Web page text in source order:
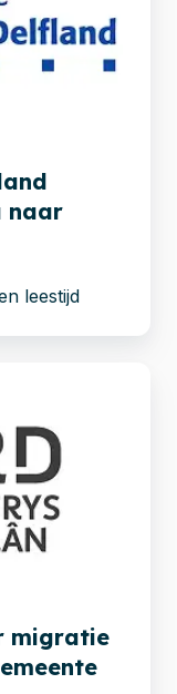
naar
leestijd
migratie